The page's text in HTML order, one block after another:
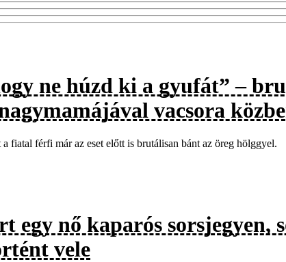
ne húzd ki a gyufát” –
vacsora
a fiatal férfi már az eset előtt is brutálisan bánt az öreg hölggyel.
egy nő kaparós sorsjegyen,
vele